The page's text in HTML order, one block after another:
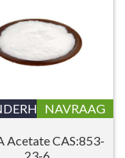
NAVRAAG
Acetate CAS:853-